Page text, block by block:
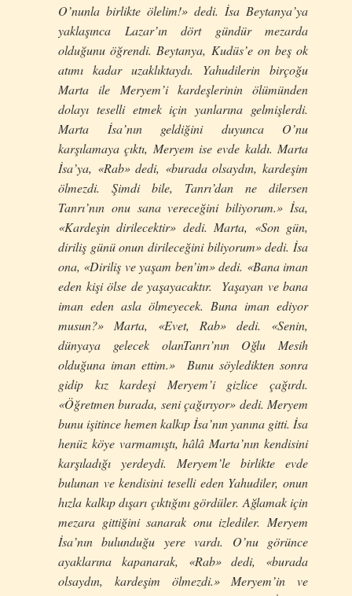
O’nunla birlikte ölelim!» dedi. İsa Beytanya’ya
yaklaşınca Lazar’ın dört gündür mezarda
olduğunu öğrendi. Beytanya, Kudüs’e on beş ok
atımı kadar uzaklıktaydı. Yahudilerin birçoğu
Marta ile Meryem’i kardeşlerinin ölümünden
dolayı teselli etmek için yanlarına gelmişlerdi.
Marta İsa’nın geldiğini duyunca O’nu
karşılamaya çıktı, Meryem ise evde kaldı. Marta
İsa’ya, «Rab» dedi, «burada olsaydın, kardeşim
ölmezdi. Şimdi bile, Tanrı’dan ne dilersen
Tanrı’nın onu sana vereceğini biliyorum.» İsa,
«Kardeşin dirilecektir» dedi. Marta, «Son gün,
diriliş günü onun dirileceğini biliyorum» dedi. İsa
ona, «Diriliş ve yaşam ben’im» dedi. «Bana iman
eden kişi ölse de yaşayacaktır. Yaşayan ve bana
iman eden asla ölmeyecek. Buna iman ediyor
musun?» Marta, «Evet, Rab» dedi. «Senin,
dünyaya gelecek olanTanrı’nın Oğlu Mesih
olduğuna iman ettim.» Bunu söyledikten sonra
gidip kız kardeşi Meryem’i gizlice çağırdı.
«Öğretmen burada, seni çağırıyor» dedi. Meryem
bunu işitince hemen kalkıp İsa’nın yanına gitti. İsa
henüz köye varmamıştı, hâlâ Marta’nın kendisini
karşıladığı yerdeydi. Meryem’le birlikte evde
bulunan ve kendisini teselli eden Yahudiler, onun
hızla kalkıp dışarı çıktığını gördüler. Ağlamak için
mezara gittiğini sanarak onu izlediler. Meryem
İsa’nın bulunduğu yere vardı. O’nu görünce
ayaklarına kapanarak, «Rab» dedi, «burada
olsaydın, kardeşim ölmezdi.» Meryem’in ve